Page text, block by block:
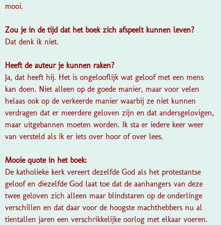
mooi.
Zou je in de tijd dat het boek zich afspeelt kunnen leven?
Dat denk ik niet.
Heeft de auteur je kunnen raken?
Ja, dat heeft hij. Het is ongelooflijk wat geloof met een mens
kan doen. Niet alleen op de goede manier, maar voor velen
helaas ook op de verkeerde manier waarbij ze niet kunnen
verdragen dat er meerdere geloven zijn en dat andersgelovigen,
maar uitgebannen moeten worden. Ik sta er iedere keer weer
van versteld als ik er iets over hoor of over lees.
Mooie quote in het boek:
De katholieke kerk vereert dezelfde God als het protestantse
geloof en diezelfde God laat toe dat de aanhangers van deze
twee geloven zich alleen maar blindstaren op de onderlinge
verschillen en dat daar voor de hoogste machthebbers nu al
tientallen jaren een verschrikkelijke oorlog met elkaar voeren.